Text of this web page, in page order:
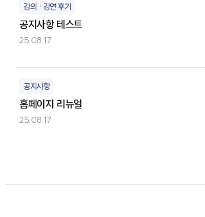
강의 · 강연 후기
공지사항 테스트
25.08.17
공지사항
홈페이지 리뉴얼
25.08.17